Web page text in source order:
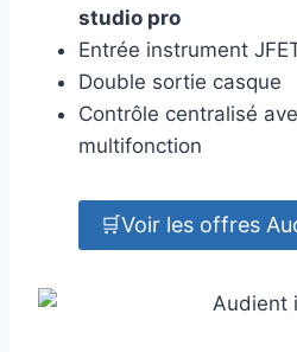
studio pro
Entrée instrument
Double sortie casque
Contrôle centralisé
multifonction
🛒Voir les offres